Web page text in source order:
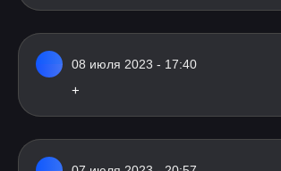
08 июля 2023 - 17:40
+